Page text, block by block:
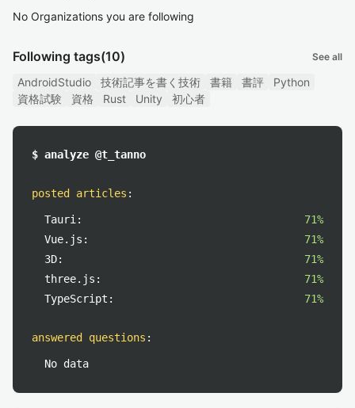
No Organizations you are following
Following tags(10) See all
AndroidStudio 技術記事を書く技術 書籍 書評
Python
資格試験
資格 Rust Unity 初心者
$ analyze @t_tanno
posted articles :
Tauri:
71%
Vue.js:
71%
3D:
71%
three.js:
71%
TypeScript:
71%
answered questions :
No data